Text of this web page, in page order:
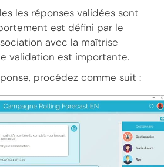
les réponses validées sont
est défini par le
avec la maîtrise
validation est importante.
procédez comme suit :